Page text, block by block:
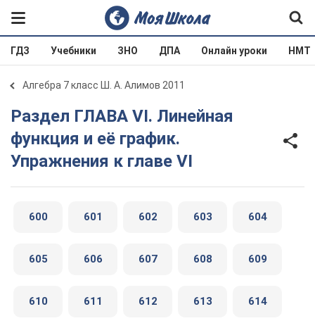
ГДЗ Учебники ЗНО ДПА Онлайн уроки НМТ
Алгебра 7 класс Ш. А. Алимов 2011
Раздел ГЛАВА VI. Линейная
функция и её график.
Упражнения к главе VI
600 601 602 603 604
605 606 607 608 609
610 611 612 613 614